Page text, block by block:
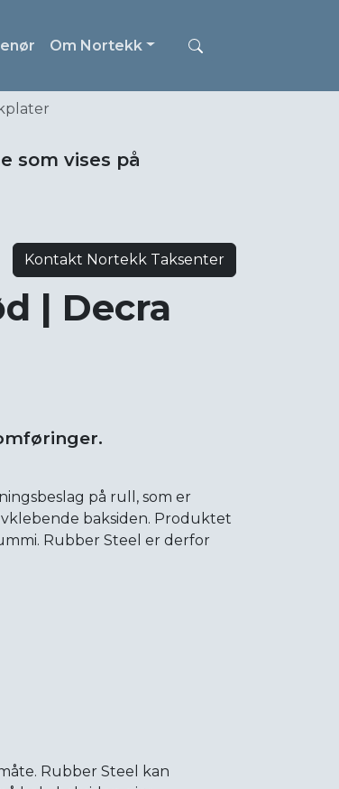
Om Nortekk
som vises på
Kontakt Nortekk Taksenter
| Decra
på rull, som er
baksiden. Produktet
Rubber Steel er derfor
Rubber Steel kan